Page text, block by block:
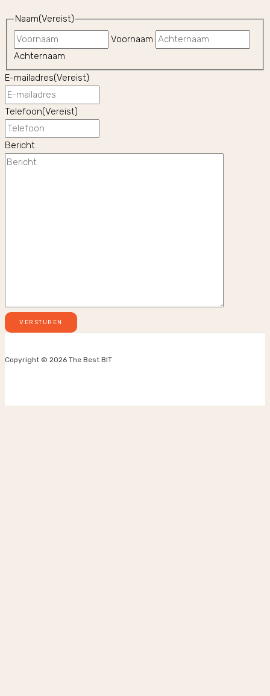
Naam(Vereist)
Voornaam
Achternaam
E-mailadres(Vereist)
Telefoon(Vereist)
Bericht
Copyright © 2026 The Best BIT